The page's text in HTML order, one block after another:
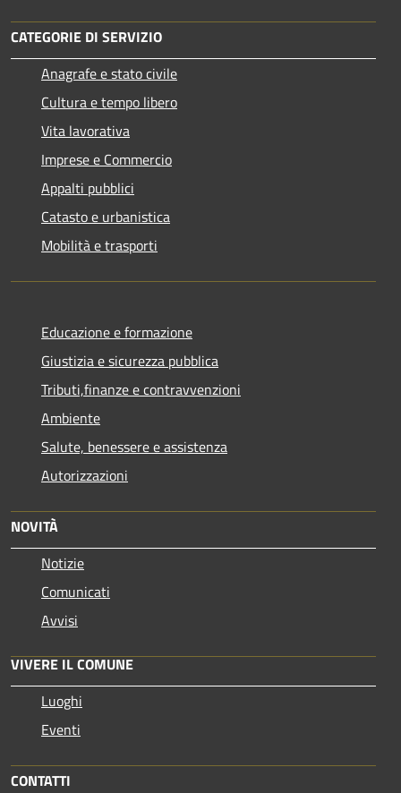
CATEGORIE DI SERVIZIO
Anagrafe e stato civile
Cultura e tempo libero
Vita lavorativa
Imprese e Commercio
Appalti pubblici
Catasto e urbanistica
Mobilità e trasporti
Educazione e formazione
Giustizia e sicurezza pubblica
Tributi,finanze e contravvenzioni
Ambiente
Salute, benessere e assistenza
Autorizzazioni
NOVITÀ
Notizie
Comunicati
Avvisi
VIVERE IL COMUNE
Luoghi
Eventi
CONTATTI